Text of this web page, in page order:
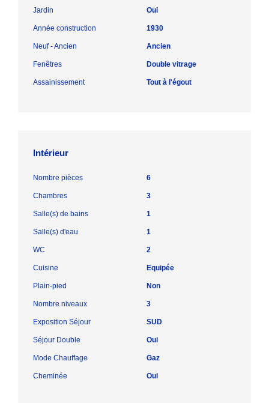
Jardin Oui
Année construction 1930
Neuf - Ancien Ancien
Fenêtres Double vitrage
Assainissement Tout à l'égout
Intérieur
Nombre pièces 6
Chambres 3
Salle(s) de bains 1
Salle(s) d'eau 1
WC 2
Cuisine Equipée
Plain-pied Non
Nombre niveaux 3
Exposition Séjour SUD
Séjour Double Oui
Mode Chauffage Gaz
Cheminée Oui